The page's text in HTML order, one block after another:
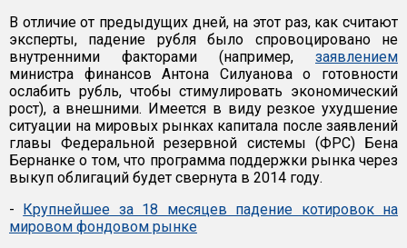
В отличие от предыдущих дней, на этот раз, как считают
эксперты, падение рубля было спровоцировано не
внутренними факторами (например, заявлением
министра финансов Антона Силуанова о готовности
ослабить рубль, чтобы стимулировать экономический
рост), а внешними. Имеется в виду резкое ухудшение
ситуации на мировых рынках капитала после заявлений
главы Федеральной резервной системы (ФРС) Бена
Бернанке о том, что программа поддержки рынка через
выкуп облигаций будет свернута в 2014 году.
- Крупнейшее за 18 месяцев падение котировок на
мировом фондовом рынке